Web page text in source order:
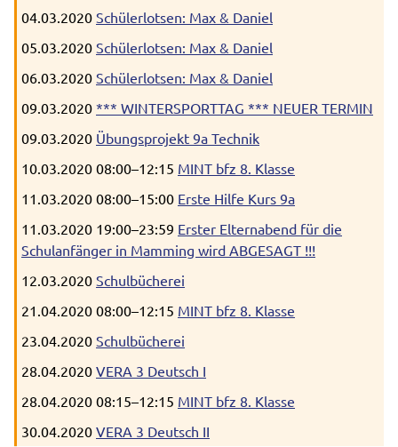
04.03.2020 Schülerlotsen: Max & Daniel
05.03.2020 Schülerlotsen: Max & Daniel
06.03.2020 Schülerlotsen: Max & Daniel
09.03.2020 *** WINTERSPORTTAG *** NEUER TERMIN
09.03.2020 Übungsprojekt 9a Technik
10.03.2020 08:00–12:15 MINT bfz 8. Klasse
11.03.2020 08:00–15:00 Erste Hilfe Kurs 9a
11.03.2020 19:00–23:59 Erster Elternabend für die
Schulanfänger in Mamming wird ABGESAGT !!!
12.03.2020 Schulbücherei
21.04.2020 08:00–12:15 MINT bfz 8. Klasse
23.04.2020 Schulbücherei
28.04.2020 VERA 3 Deutsch I
28.04.2020 08:15–12:15 MINT bfz 8. Klasse
30.04.2020 VERA 3 Deutsch II